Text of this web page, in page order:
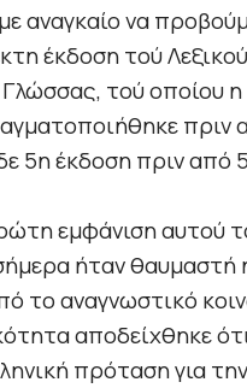
αναγκαίο να
έκδοση τού
Γλώσσας, τού οποίου
πριν
5η έκδοση πριν από
εμφάνιση αυτού
ήταν
το αναγνωστικό
αποδείχθηκε
πρόταση για